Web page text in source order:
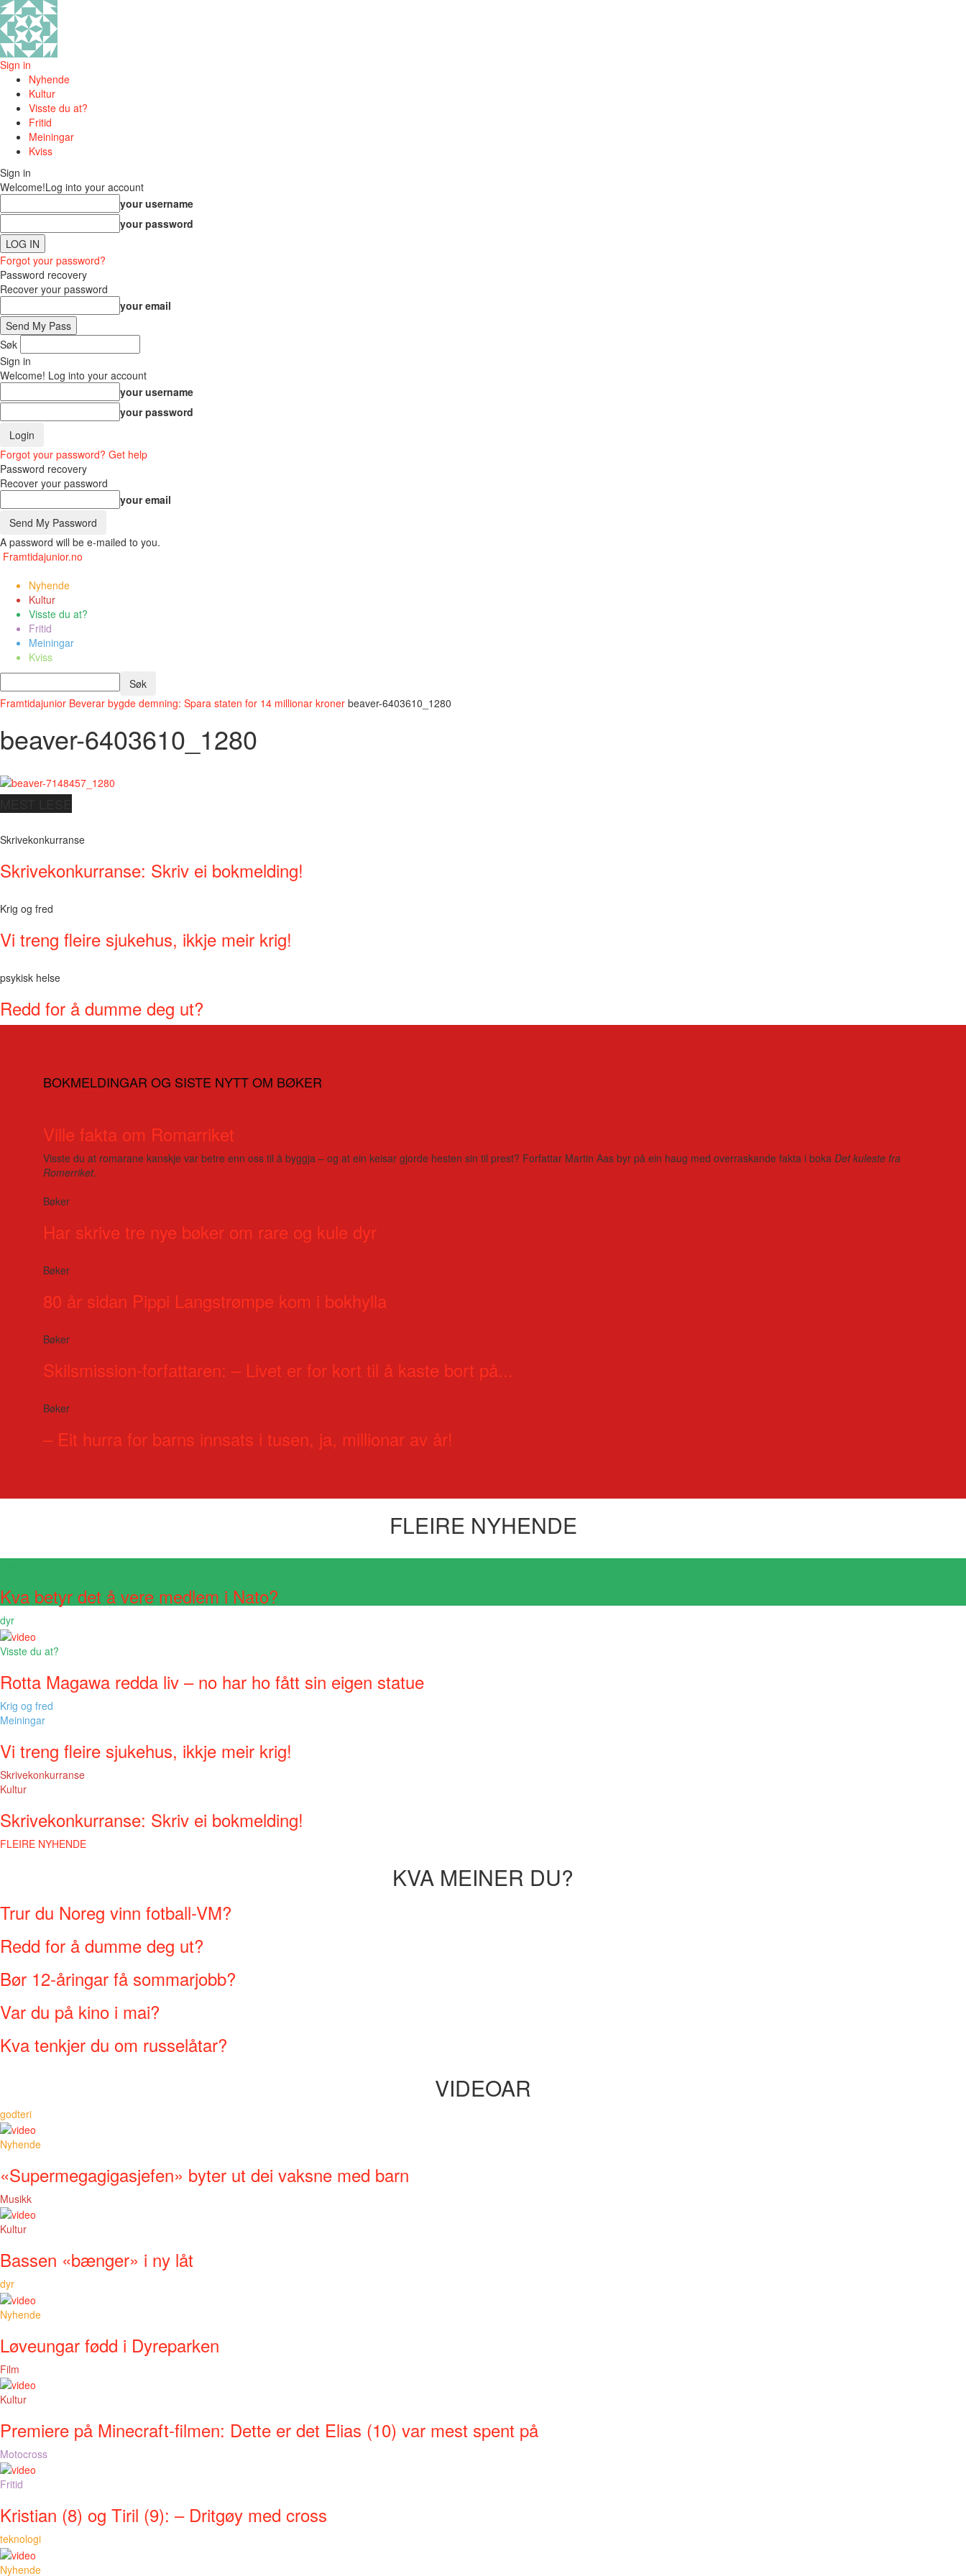
Sign in
Nyhende
Kultur
Visste du at?
Fritid
Meiningar
Kviss
Sign in
Welcome!Log into your account
your username
your password
Forgot your password?
Password recovery
Recover your password
your email
Søk
Sign in
Welcome! Log into your account
your username
your password
Forgot your password? Get help
Password recovery
Recover your password
your email
A password will be e-mailed to you.
Framtidajunior.no
Nyhende
Kultur
Visste du at?
Fritid
Meiningar
Kviss
Framtidajunior Beverar bygde demning: Spara staten for 14 millionar kroner beaver-6403610_1280
beaver-6403610_1280
Skrivekonkurranse
Skrivekonkurranse: Skriv ei bokmelding!
Krig og fred
Vi treng fleire sjukehus, ikkje meir krig!
psykisk helse
Redd for å dumme deg ut?
BOKMELDINGAR OG SISTE NYTT OM BØKER
Ville fakta om Romarriket
Visste du at romarane kanskje var betre enn oss til å byggja – og at ein keisar gjorde hesten sin til prest? Forfattar Martin Aas byr på ein haug med overraskande fakta i boka Det kuleste fra
Romerriket.
Bøker
Har skrive tre nye bøker om rare og kule dyr
Bøker
80 år sidan Pippi Langstrømpe kom i bokhylla
Bøker
Skilsmission-forfattaren: – Livet er for kort til å kaste bort på...
Bøker
– Eit hurra for barns innsats i tusen, ja, millionar av år!
FLEIRE NYHENDE
Kva betyr det å vere medlem i Nato?
dyr
Visste du at?
Rotta Magawa redda liv – no har ho fått sin eigen statue
Krig og fred
Meiningar
Vi treng fleire sjukehus, ikkje meir krig!
Skrivekonkurranse
Kultur
Skrivekonkurranse: Skriv ei bokmelding!
FLEIRE NYHENDE
KVA MEINER DU?
Trur du Noreg vinn fotball-VM?
Redd for å dumme deg ut?
Bør 12-åringar få sommarjobb?
Var du på kino i mai?
Kva tenkjer du om russelåtar?
VIDEOAR
godteri
Nyhende
«Supermegagigasjefen» byter ut dei vaksne med barn
Musikk
Kultur
Bassen «bænger» i ny låt
dyr
Nyhende
Løveungar fødd i Dyreparken
Film
Kultur
Premiere på Minecraft-filmen: Dette er det Elias (10) var mest spent på
Motocross
Fritid
Kristian (8) og Tiril (9): – Dritgøy med cross
teknologi
Nyhende